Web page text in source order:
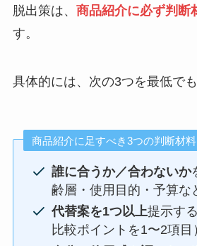
脱出策は、 商品紹介に必ず判断
す。
具体的には、次の3つを最低で
商品紹介に足すべき3つの判断材料
誰に合うか／合わないか
齢層・使用目的・予算な
代替案を1つ以上提示す
比較ポイントを1〜2項目